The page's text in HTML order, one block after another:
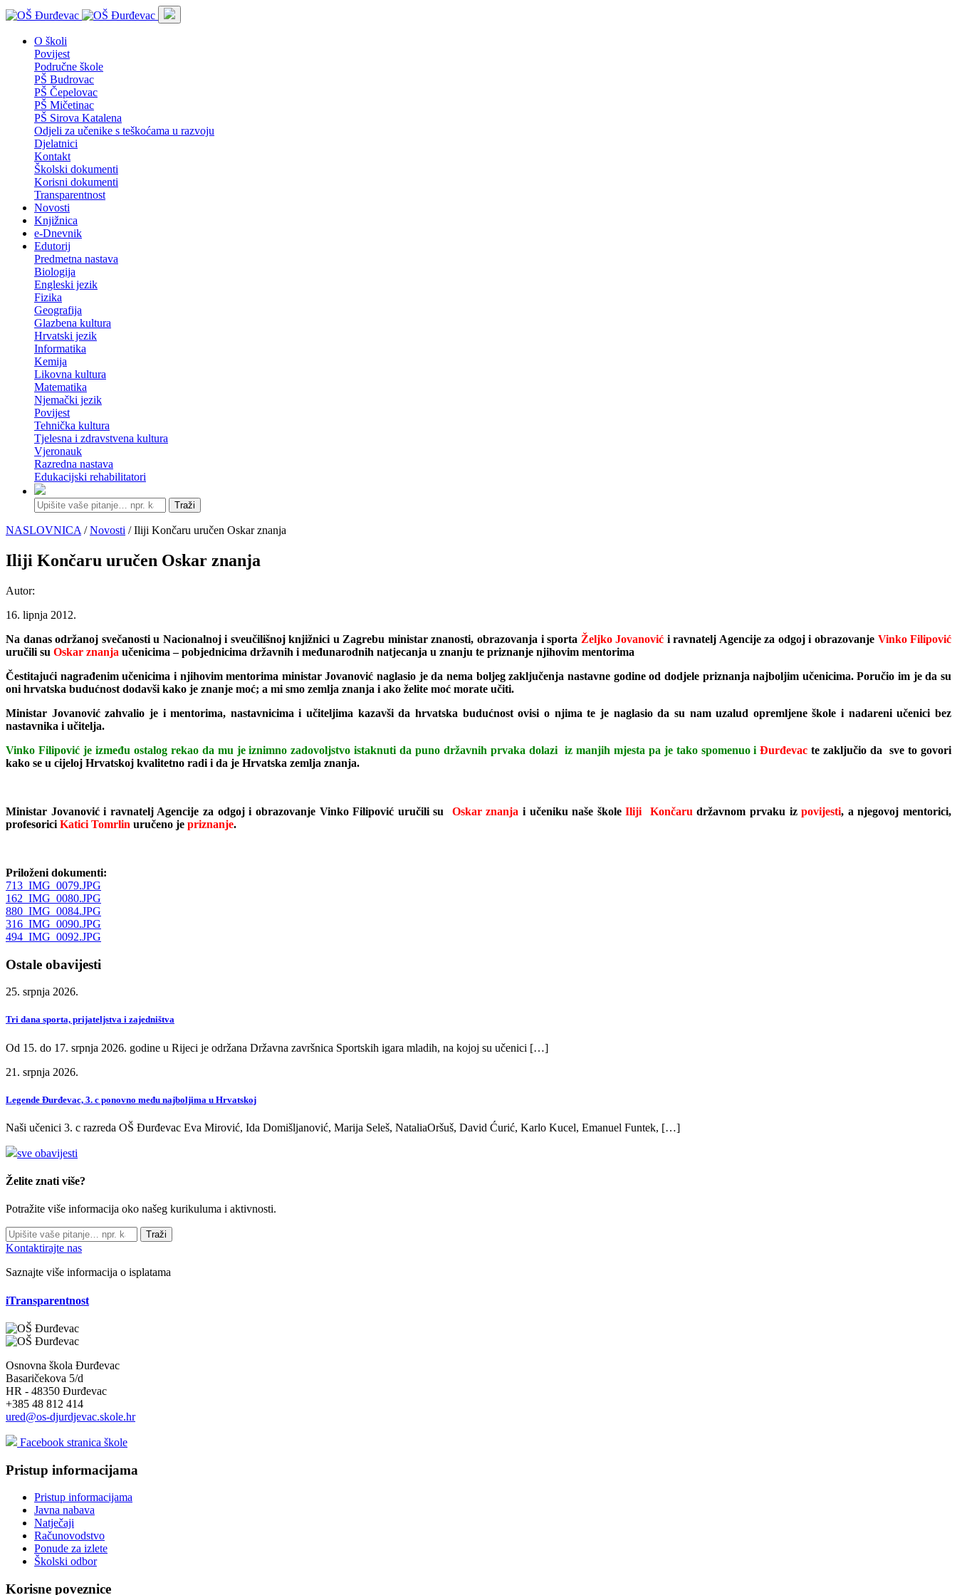
O školi
Povijest
Područne škole
PŠ Budrovac
PŠ Čepelovac
PŠ Mičetinac
PŠ Sirova Katalena
Odjeli za učenike s teškoćama u razvoju
Djelatnici
Kontakt
Školski dokumenti
Korisni dokumenti
Transparentnost
Novosti
Knjižnica
e-Dnevnik
Edutorij
Predmetna nastava
Biologija
Engleski jezik
Fizika
Geografija
Glazbena kultura
Hrvatski jezik
Informatika
Kemija
Likovna kultura
Matematika
Njemački jezik
Povijest
Tehnička kultura
Tjelesna i zdravstvena kultura
Vjeronauk
Razredna nastava
Edukacijski rehabilitatori
Traži
NASLOVNICA /Novosti / Iliji Končaru uručen Oskar znanja
Iliji Končaru uručen Oskar znanja
Autor:
16. lipnja 2012.
Na danas održanoj svečanosti u Nacionalnoj i sveučilišnoj knjižnici u Zagrebu ministar znanosti, obrazovanja i sporta Željko Jovanović i ravnatelj Agencije za odgoj i obrazovanje Vinko Filipović
uručili su Oskar znanja učenicima – pobjednicima državnih i međunarodnih natjecanja u znanju te priznanje njihovim mentorima
Čestitajući nagrađenim učenicima i njihovim mentorima ministar Jovanović naglasio je da nema boljeg zaključenja nastavne godine od dodjele priznanja najboljim učenicima. Poručio im je da su
oni hrvatska budućnost dodavši kako je znanje moć; a mi smo zemlja znanja i ako želite moć morate učiti.
Ministar Jovanović zahvalio je i mentorima, nastavnicima i učiteljima kazavši da hrvatska budućnost ovisi o njima te je naglasio da su nam uzalud opremljene škole i nadareni učenici bez
nastavnika i učitelja.
Vinko Filipović je između ostalog rekao da mu je iznimno zadovoljstvo istaknuti da puno državnih prvaka dolazi iz manjih mjesta pa je tako spomenuo iĐurđevacte zaključio da sve to govori
kako se u cijeloj Hrvatskoj kvalitetno radi i da je Hrvatska zemlja znanja.
Ministar Jovanović i ravnatelj Agencije za odgoj i obrazovanje Vinko Filipović uručili su Oskar znanja i učeniku naše školeIliji Končarudržavnom prvaku izpovijesti, a njegovoj mentorici,
profesorici Katici Tomrlin uručeno je priznanje.
Priloženi dokumenti:
713_IMG_0079.JPG
162_IMG_0080.JPG
880_IMG_0084.JPG
316_IMG_0090.JPG
494_IMG_0092.JPG
Ostale obavijesti
25. srpnja 2026.
Tri dana sporta, prijateljstva i zajedništva
Od 15. do 17. srpnja 2026. godine u Rijeci je održana Državna završnica Sportskih igara mladih, na kojoj su učenici […]
21. srpnja 2026.
Legende Đurđevac, 3. c ponovno među najboljima u Hrvatskoj
Naši učenici 3. c razreda OŠ Đurđevac Eva Mirović, Ida Domišljanović, Marija Seleš, NataliaOršuš, David Ćurić, Karlo Kucel, Emanuel Funtek, […]
sve obavijesti
Želite znati više?
Potražite više informacija oko našeg kurikuluma i aktivnosti.
Traži
Kontaktirajte nas
Saznajte više informacija o isplatama
iTransparentnost
Osnovna škola Đurđevac
Basaričekova 5/d
HR - 48350 Đurđevac
+385 48 812 414
ured@os-djurdjevac.skole.hr
Facebook stranica škole
Pristup informacijama
Pristup informacijama
Javna nabava
Natječaji
Računovodstvo
Ponude za izlete
Školski odbor
Korisne poveznice